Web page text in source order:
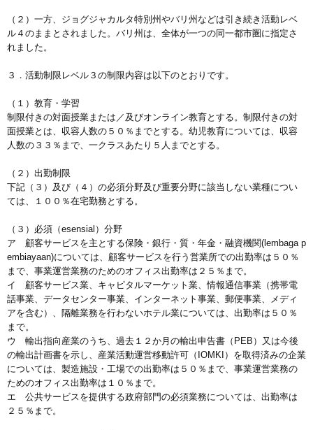
（２）一方、ジョグジャカルタ特別州やバリ州などは引き続き活動レベ
ル４のままとされました。バリ州は、全体が一つの同一都市圏に指定さ
れました。
３．活動制限レベル３の制限内容は以下のとおりです。
（１）教育・学習
制限付きの対面授業または／及びオンライン教育とする。制限付きの対
面授業とは、収容人数の５０％までとする。幼児教育については、収容
人数の３３％まで、一クラスあたり５人までとする。
（２）出勤制限
下記（３）及び（４）の必須分野及び重要分野に該当しない業種につい
ては、１００％在宅勤務とする。
（３）必須（esensial）分野
ア 顧客サービスを主とする保険・銀行・質・年金・融資機関(lembaga p
embiayaan)については、顧客サービスを行う営業所での出勤率は５０％
まで、事業運営業務のためのオフィス出勤率は２５％まで。
イ 顧客サービス業、キャピタルマーケット業、情報通信事業（携帯電
話事業、データセンター事業、インターネット事業、郵便事業、メディ
アを含む）、隔離業務を行わないホテル業については、出勤率は５０％
まで。
ウ 輸出指向産業のうち、過去１２か月の輸出申告書（PEB）又は今後
の輸出計画書を示し、産業活動運営移動許可（IOMKI）を取得済みの企業
については、製造施設・工場での出勤率は５０％まで、事業運営業務の
ためのオフィス出勤率は１０％まで。
エ 公共サービスを提供する政府部門の必須業務については、出勤率は
２５％まで。